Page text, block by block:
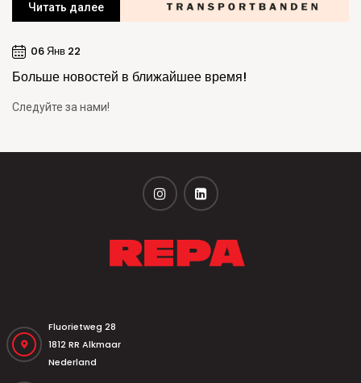
Читать далее
06 Янв 22
Больше новостей в ближайшее время!
Следуйте за нами!
Fluorietweg 28
1812 RR Alkmaar
Nederland